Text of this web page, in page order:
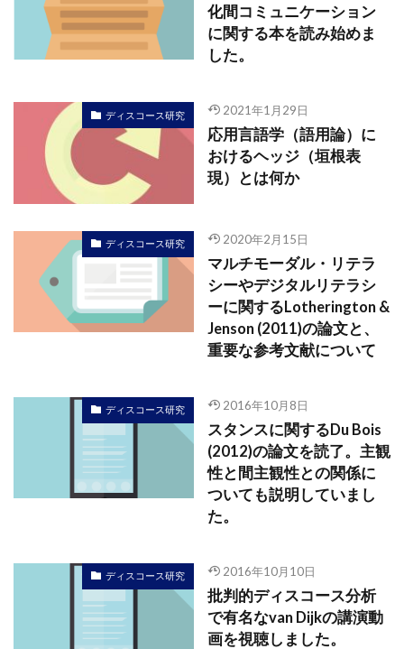
化間コミュニケーション
に関する本を読み始めま
した。
ディスコース研究 2021年1月29日
応用言語学（語用論）に
おけるヘッジ（垣根表
現）とは何か
ディスコース研究 2020年2月15日
マルチモーダル・リテラ
シーやデジタルリテラシ
ーに関するLotherington &
Jenson (2011)の論文と、
重要な参考文献について
ディスコース研究 2016年10月8日
スタンスに関するDu Bois
(2012)の論文を読了。主観
性と間主観性との関係に
ついても説明していまし
た。
ディスコース研究 2016年10月10日
批判的ディスコース分析
で有名なvan Dijkの講演動
画を視聴しました。